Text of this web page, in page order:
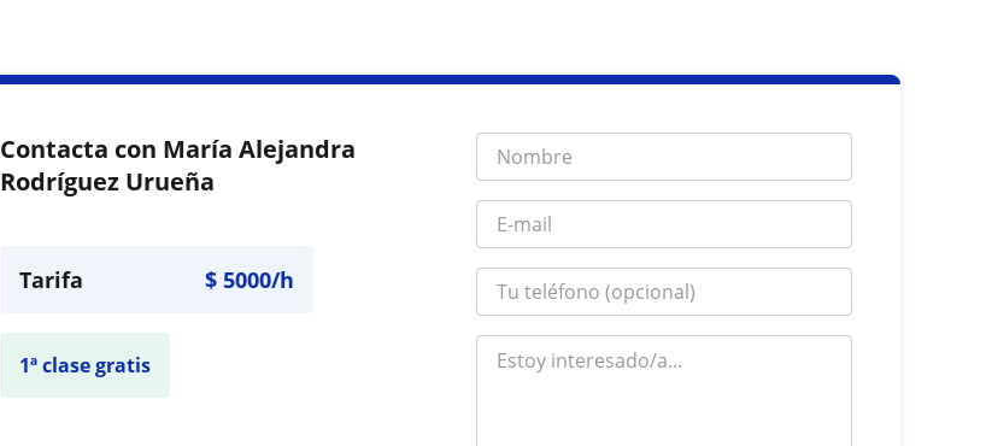
Contacta con María Alejandra
Rodríguez Urueña
Tarifa $5000/h
1ª clase gratis